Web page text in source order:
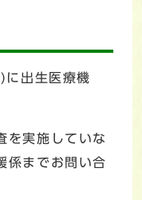
出生医療機
実施していな
係までお問い合